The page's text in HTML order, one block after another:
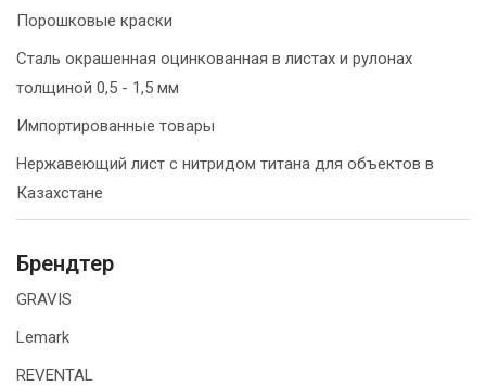
Порошковые краски
Сталь окрашенная оцинкованная в листах и рулонах
толщиной 0,5 - 1,5 мм
Импортированные товары
Нержавеющий лист с нитридом титана для объектов в
Казахстане
Брендтер
GRAVIS
Lemark
REVENTAL